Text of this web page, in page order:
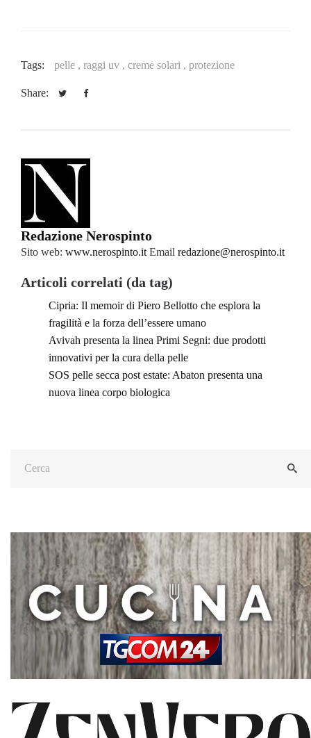
Tags: pelle , raggi uv , creme solari , protezione
Share:
Redazione Nerospinto
Sito web: www.nerospinto.it Email redazione@nerospinto.it
Articoli correlati (da tag)
Cipria: Il memoir di Piero Bellotto che esplora la
fragilità e la forza dell’essere umano
Avivah presenta la linea Primi Segni: due prodotti
innovativi per la cura della pelle
SOS pelle secca post estate: Abaton presenta una
nuova linea corpo biologica